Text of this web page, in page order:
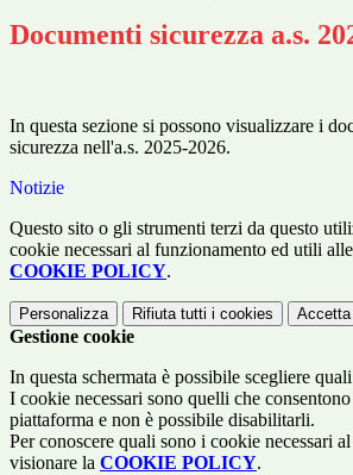
Documenti sicurezza a.s.
In questa sezione si possono visualizzare i
sicurezza nell'a.s. 2025-2026.
Notizie
Questo sito o gli strumenti terzi da questo
cookie necessari al funzionamento ed utili
COOKIE POLICY.
Personalizza Rifiuta tutti i cookies
Gestione cookie
In questa schermata è possibile scegliere
I cookie necessari sono quelli che
piattaforma e non è possibile disabilitarli.
Per conoscere quali sono i cookie necessari
visionare la COOKIE POLICY.